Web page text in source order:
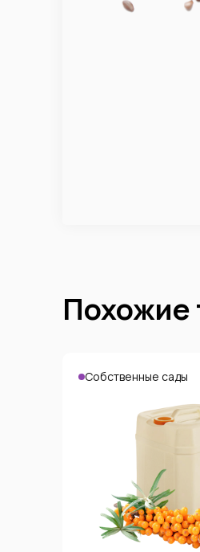
Похожие
Собственные сады